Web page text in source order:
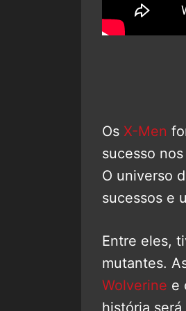
Os X-Men
sucesso
O universo
sucessos e
Entre eles,
mutantes.
Wolverine e
história